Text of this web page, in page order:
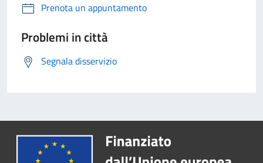
Prenota un appuntamento
Problemi in città
Segnala disservizio